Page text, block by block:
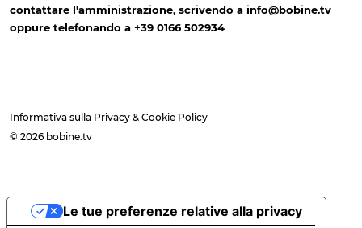
contattare l'amministrazione, scrivendo a info@bobine.tv
oppure telefonando a +39 0166 502934
Informativa sulla Privacy & Cookie Policy
© 2026 bobine.tv
Le tue preferenze relative alla privacy